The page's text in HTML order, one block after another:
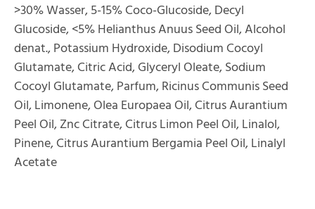
>30% Wasser, 5-15% Coco-Glucoside, Decyl
Glucoside, <5% Helianthus Anuus Seed Oil, Alcohol
denat., Potassium Hydroxide, Disodium Cocoyl
Glutamate, Citric Acid, Glyceryl Oleate, Sodium
Cocoyl Glutamate, Parfum, Ricinus Communis Seed
Oil, Limonene, Olea Europaea Oil, Citrus Aurantium
Peel Oil, Znc Citrate, Citrus Limon Peel Oil, Linalol,
Pinene, Citrus Aurantium Bergamia Peel Oil, Linalyl
Acetate